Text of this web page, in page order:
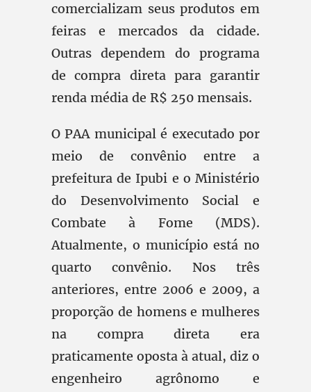
comercializam seus produtos em
feiras e mercados da cidade.
Outras dependem do programa
de compra direta para garantir
renda média de R$ 250 mensais.
O PAA municipal é executado por
meio de convênio entre a
prefeitura de Ipubi e o Ministério
do Desenvolvimento Social e
Combate à Fome (MDS).
Atualmente, o município está no
quarto convênio. Nos três
anteriores, entre 2006 e 2009, a
proporção de homens e mulheres
na compra direta era
praticamente oposta à atual, diz o
engenheiro agrônomo e